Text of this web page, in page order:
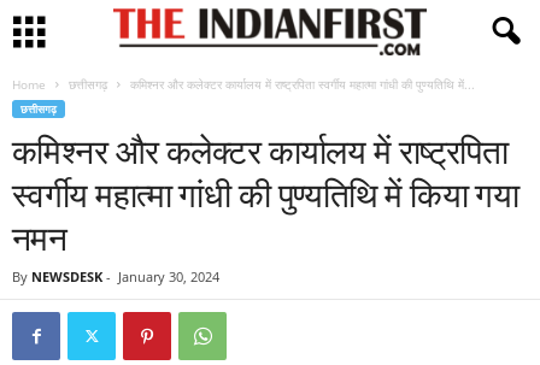
Home छत्तीसगढ़ कमिश्नर और कलेक्टर कार्यालय में राष्ट्रपिता स्वर्गीय महात्मा गांधी की पुण्यतिथि में...
छत्तीसगढ़
कमिश्नर और कलेक्टर कार्यालय में राष्ट्रपिता
स्वर्गीय महात्मा गांधी की पुण्यतिथि में किया गया
नमन
By NEWSDESK - January 30, 2024